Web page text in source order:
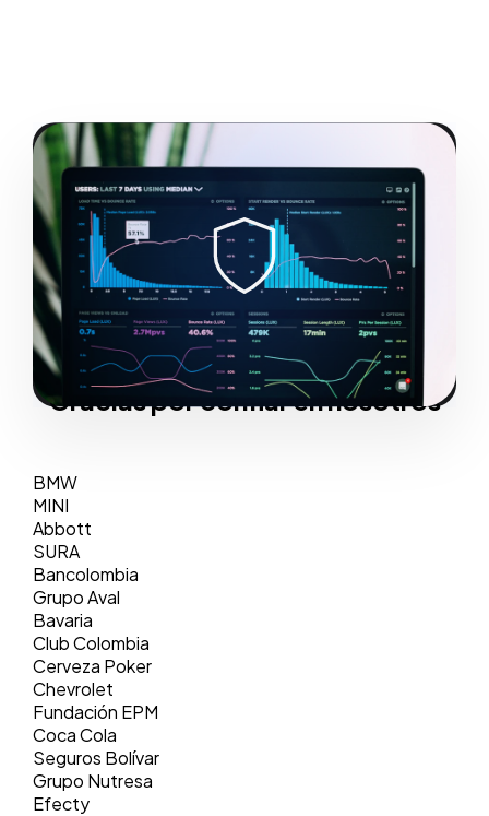
Gracias por confiar en nosotros
BMW
MINI
Abbott
SURA
Bancolombia
Grupo Aval
Bavaria
Club Colombia
Cerveza Poker
Chevrolet
Fundación EPM
Coca Cola
Seguros Bolívar
Grupo Nutresa
Efecty